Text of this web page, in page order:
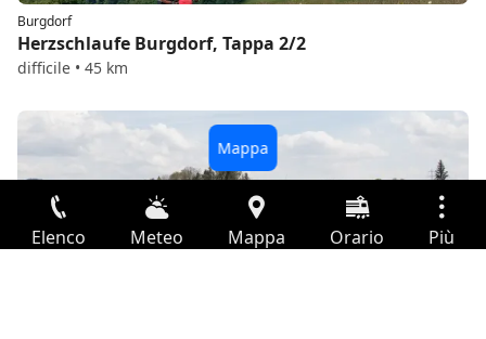
Burgdorf
Herzschlaufe Burgdorf, Tappa 2/2
difficile • 45 km
Elenco Meteo Mappa Orario Più